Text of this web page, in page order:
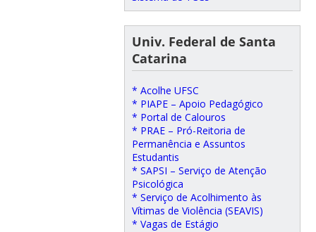
Univ. Federal de Santa
Catarina
* Acolhe UFSC
* PIAPE – Apoio Pedagógico
* Portal de Calouros
* PRAE – Pró-Reitoria de
Permanência e Assuntos
Estudantis
* SAPSI – Serviço de Atenção
Psicológica
* Serviço de Acolhimento às
Vítimas de Violência (SEAVIS)
* Vagas de Estágio